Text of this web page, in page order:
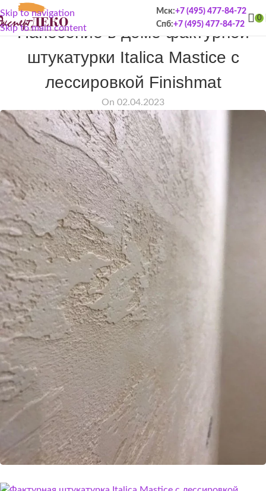
Skip to navigation
Skip to main content
Мск:+7 (495) 477-84-72
Спб:+7 (495) 477-84-72
0
ПОРТФОЛИО
Нанесение в доме фактурной
штукатурки Italica Mastice c
лессировкой Finishmat
On 02.04.2023